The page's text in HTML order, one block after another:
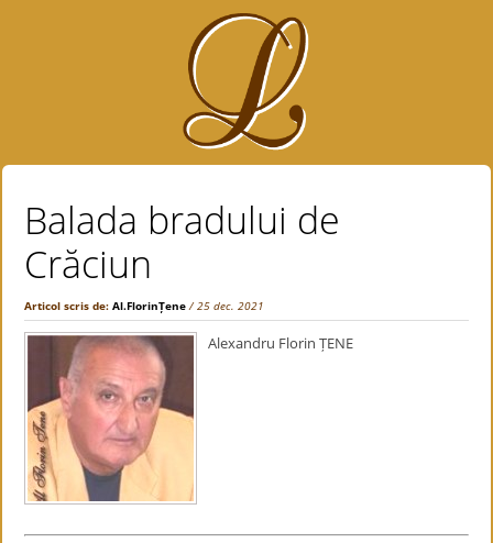
Balada bradului de
Crăciun
Articol scris de:Al.FlorinȚene / 25 dec. 2021
Alexandru Florin ȚENE